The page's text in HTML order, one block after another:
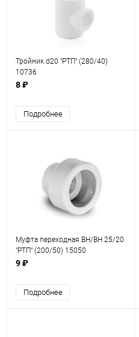
Тройник d20 "РТП" (280/40)
10736
8 ₽
Подробнее
Муфта переходная ВН/ВН 25/20
"РТП" (200/50) 15050
9 ₽
Подробнее